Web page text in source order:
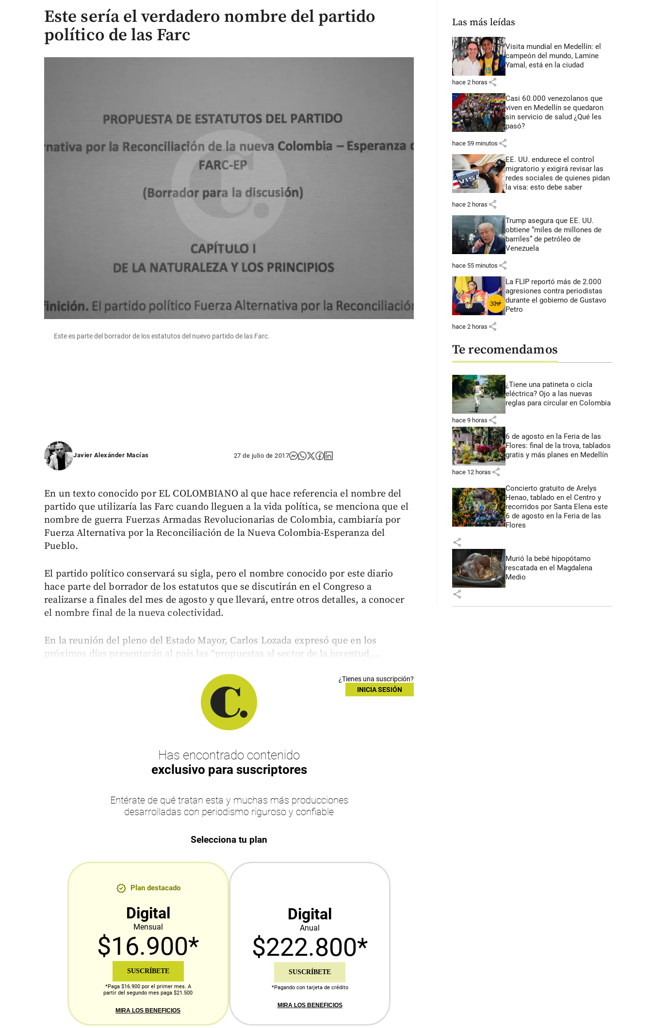
Este sería el verdadero nombre del partido
político de las Farc
Este es parte del borrador de los estatutos del nuevo partido de las Farc.
Javier Alexánder Macías 27 de julio de 2017
En un texto conocido por EL COLOMBIANO al que hace referencia el nombre del
partido que utilizaría las Farc cuando lleguen a la vida política, se menciona que el
nombre de guerra Fuerzas Armadas Revolucionarias de Colombia, cambiaría por
Fuerza Alternativa por la Reconciliación de la Nueva Colombia-Esperanza del
Pueblo.
El partido político conservará su sigla, pero el nombre conocido por este diario
hace parte del borrador de los estatutos que se discutirán en el Congreso a
realizarse a finales del mes de agosto y que llevará, entre otros detalles, a conocer
el nombre final de la nueva colectividad.
En la reunión del pleno del Estado Mayor, Carlos Lozada expresó que en los
próximos días presentarán al país las “propuestas al sector de la juventud,...
¿Tienes una suscripción?
INICIA SESIÓN
Has encontrado contenido
exclusivo para suscriptores
Entérate de qué tratan esta y muchas más producciones
desarrolladas con periodismo riguroso y confiable
Selecciona tu plan
Plan destacado
Digital
Mensual
$16.900*
SUSCRÍBETE
*Paga $16.900 por el primer mes. A
partir del segundo mes paga $21.500
MIRA LOS BENEFICIOS
Digital
Anual
$222.800*
SUSCRÍBETE
*Pagando con tarjeta de crédito
MIRA LOS BENEFICIOS
Las más leídas
Visita mundial en Medellín: el
campeón del mundo, Lamine
Yamal, está en la ciudad
hace 2 horas share
Casi 60.000 venezolanos que
viven en Medellín se quedaron
sin servicio de salud ¿Qué les
pasó?
hace 59 minutos share
EE. UU. endurece el control
migratorio y exigirá revisar las
redes sociales de quienes pidan
la visa: esto debe saber
hace 2 horas share
Trump asegura que EE. UU.
obtiene “miles de millones de
barriles” de petróleo de
Venezuela
hace 55 minutos share
La FLIP reportó más de 2.000
agresiones contra periodistas
durante el gobierno de Gustavo
Petro
hace 2 horas share
Te recomendamos
¿Tiene una patineta o cicla
eléctrica? Ojo a las nuevas
reglas para circular en Colombia
hace 9 horas share
6 de agosto en la Feria de las
Flores: final de la trova, tablados
gratis y más planes en Medellín
hace 12 horas share
Concierto gratuito de Arelys
Henao, tablado en el Centro y
recorridos por Santa Elena este
6 de agosto en la Feria de las
Flores
share
Murió la bebé hipopótamo
rescatada en el Magdalena
Medio
share